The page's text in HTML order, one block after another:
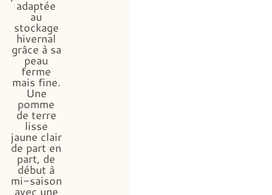
adaptée
au
stockage
hivernal
grâce à sa
peau
ferme
mais fine.
Une
pomme
de terre
lisse
jaune clair
de part en
part, de
début à
mi-saison
avec une